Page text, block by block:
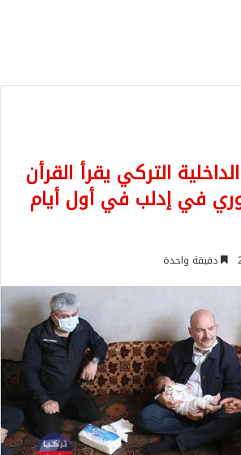
التركي يقرأ القرأن
في إدلب في أول أيام
دقيقة واحدة